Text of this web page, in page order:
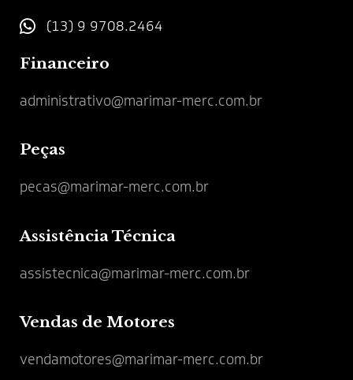
(13) 9 9708.2464
Financeiro
administrativo@marimar-merc.com.br
Peças
pecas@marimar-merc.com.br
Assistência Técnica
assistecnica@marimar-merc.com.br
Vendas de Motores
vendamotores@marimar-merc.com.br